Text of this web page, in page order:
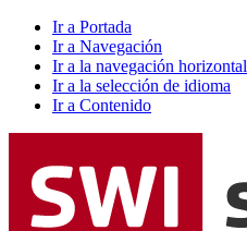
Ir a Portada
Ir a Navegación
Ir a la navegación horizontal
Ir a la selección de idioma
Ir a Contenido